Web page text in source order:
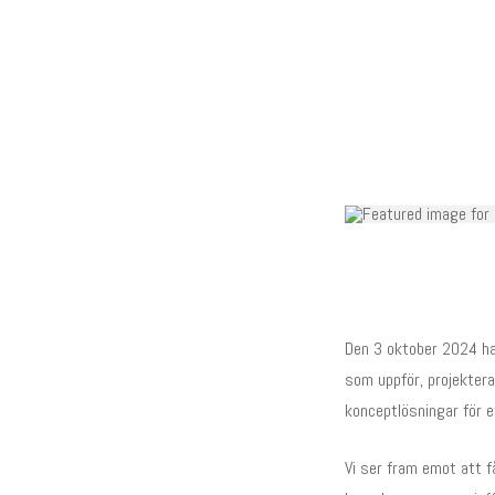
Den 3 oktober 2024
som uppför,
konceptlösningar för
Vi ser fram emot att